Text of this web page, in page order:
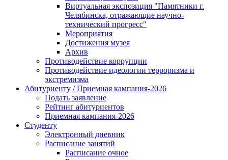
Виртуальная экспозиция "Памятники г.
Челябинска, отражающие научно-
технический прогресс"
Мероприятия
Достижения музея
Архив
Противодействие коррупции
Противодействие идеологии терроризма и
экстремизма
Абитуриенту / Приемная кампания-2026
Подать заявление
Рейтинг абитуриентов
Приемная кампания-2026
Студенту
Электронный дневник
Расписание занятий
Расписание очное